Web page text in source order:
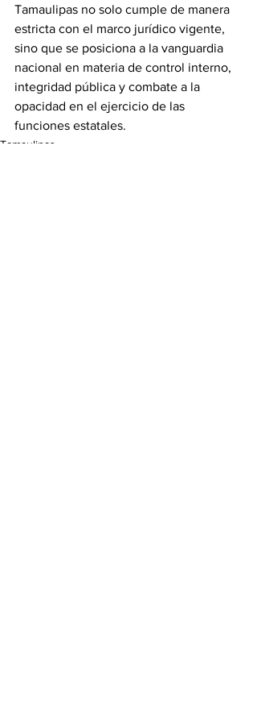
Tamaulipas no solo cumple de manera
estricta con el marco jurídico vigente,
sino que se posiciona a la vanguardia
nacional en materia de control interno,
integridad pública y combate a la
opacidad en el ejercicio de las
funciones estatales.
Tamaulipas